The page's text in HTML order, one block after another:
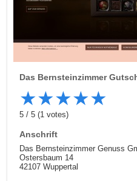
Das Bernsteinzimmer
★★★★★
5/5 (1 votes)
Anschrift
Das Bernsteinzimmer Genuss
Ostersbaum 14
42107 Wuppertal